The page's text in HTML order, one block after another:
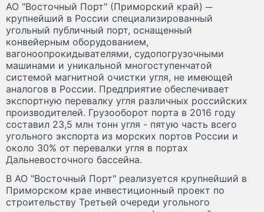
АО "Восточный Порт" (Приморский край) ─
крупнейший в России специализированный
угольный публичный порт, оснащенный
конвейерным оборудованием,
вагоноопрокидывателями, судопогрузочными
машинами и уникальной многоступенчатой
системой магнитной очистки угля, не имеющей
аналогов в России. Предприятие обеспечивает
экспортную перевалку угля различных российских
производителей. Грузооборот порта в 2016 году
составил 23,5 млн тонн угля - пятую часть всего
угольного экспорта из морских портов России и
около 30% от перевалки угля в портах
Дальневосточного бассейна.
В АО "Восточный Порт" реализуется крупнейший в
Приморском крае инвестиционный проект по
строительству Третьей очереди угольного